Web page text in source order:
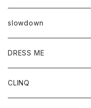
slowdown
DRESS ME
CLINQ